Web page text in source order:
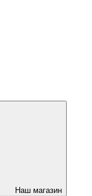
Наш магазин